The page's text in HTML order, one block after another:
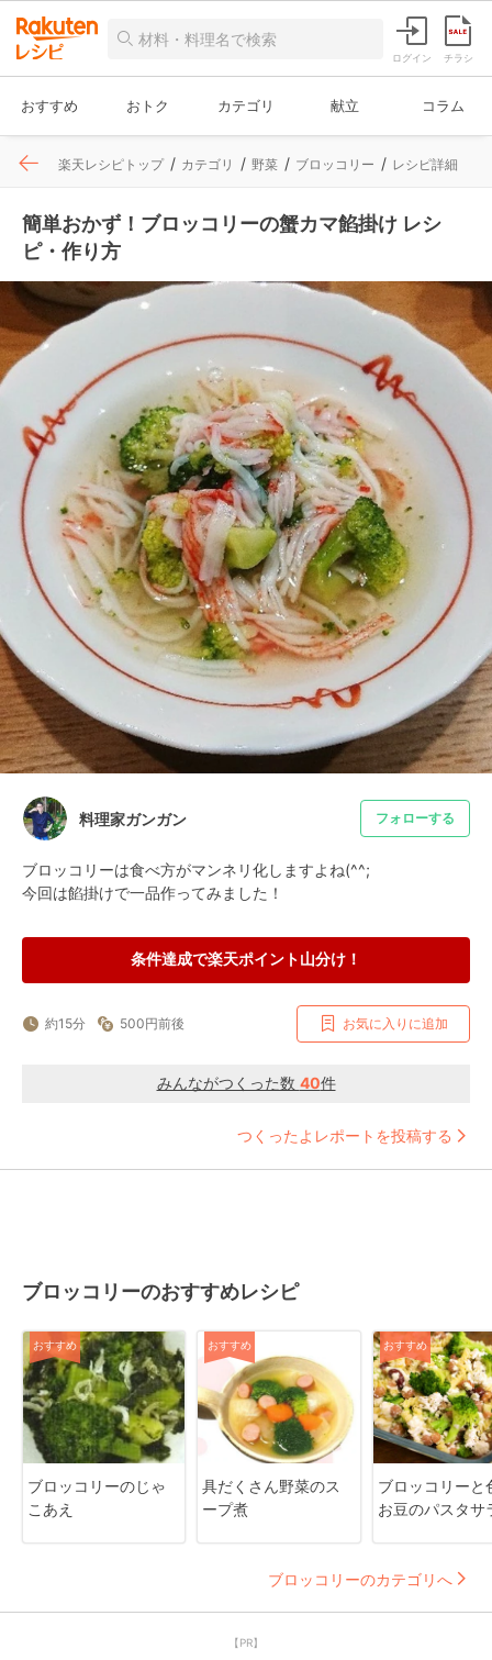
ログイン チラシ
おすすめ おトク カテゴリ 献立 コラム
楽天レシピトップ カテゴリ 野菜 ブロッコリー レシピ詳細
簡単おかず！ブロッコリーの蟹カマ餡掛け レシ
ピ・作り方
料理家ガンガン フォローする
ブロッコリーは食べ方がマンネリ化しますよね(^^;
今回は餡掛けで一品作ってみました！
条件達成で楽天ポイント山分け！
約15分 500円前後 お気に入りに追加
みんながつくった数 40件
つくったよレポートを投稿する
ブロッコリーのおすすめレシピ
おすすめ
ブロッコリーのじゃ
こあえ
おすすめ
具だくさん野菜のス
ープ煮
おすすめ
ブロッコリーと
お豆のパスタサ
ブロッコリーのカテゴリへ
【PR】